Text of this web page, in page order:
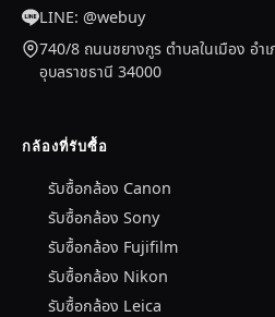
LINE: @webuy
740/8 ถนนชยางกูร ตำบลในเมือง อำ
อุบลราชธานี 34000
กล้องที่รับซื้อ
รับซื้อกล้อง Canon
รับซื้อกล้อง Sony
รับซื้อกล้อง Fujifilm
รับซื้อกล้อง Nikon
รับซื้อกล้อง Leica